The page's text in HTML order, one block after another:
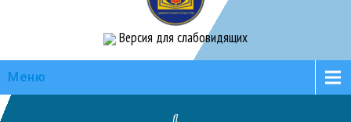
Версия для слабовидящих
Меню